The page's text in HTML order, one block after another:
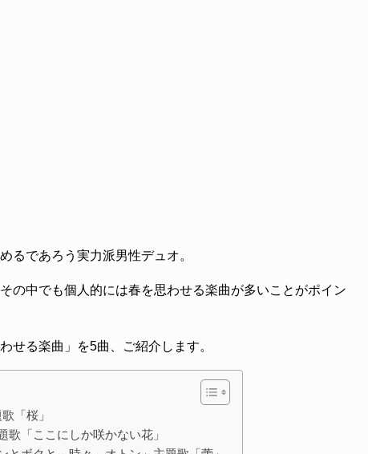
るであろう実力派男性デュオ。
の中でも個人的には春を思わせる楽曲が多いことがポイン
せる楽曲」を5曲、ご紹介します。
「桜」
歌「ここにしか咲かない花」